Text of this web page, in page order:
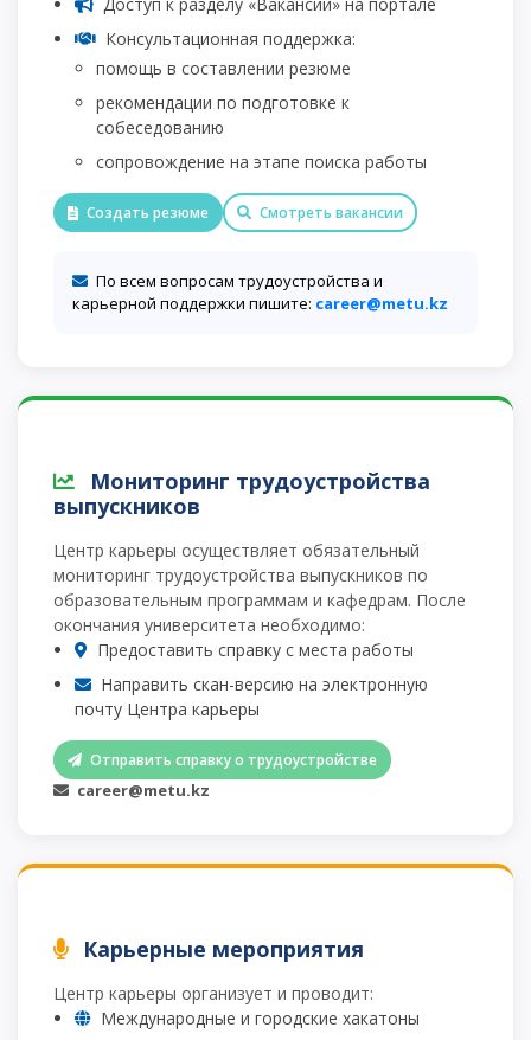
Консультационная поддержка:
помощь в составлении резюме
рекомендации по подготовке к
собеседованию
сопровождение на этапе поиска работы
Создать резюме Смотреть вакансии
По всем вопросам трудоустройства и
карьерной поддержки пишите: career@metu.kz
Мониторинг трудоустройства
выпускников
Центр карьеры осуществляет обязательный
мониторинг трудоустройства выпускников по
образовательным программам и кафедрам. После
окончания университета необходимо:
Предоставить справку с места работы
Направить скан-версию на электронную
почту Центра карьеры
Отправить справку о трудоустройстве
career@metu.kz
Карьерные мероприятия
Центр карьеры организует и проводит:
Международные и городские хакатоны